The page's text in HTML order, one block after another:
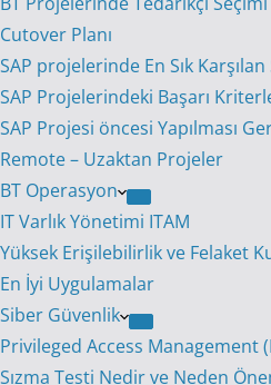
Cutover Planı
SAP projelerinde En Sık
SAP Projelerindeki Başarı
SAP Projesi öncesi Yapılması
Remote – Uzaktan Projeler
BT Operasyon
IT Varlık Yönetimi ITAM
Yüksek Erişilebilirlik ve Felaket
En İyi Uygulamalar
Siber Güvenlik
Privileged Access Management
Sızma Testi Nedir ve Neden